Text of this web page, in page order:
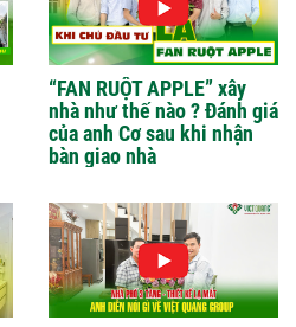
“FAN RUỘT APPLE” xây
nhà như thế nào ? Đánh giá
của anh Cơ sau khi nhận
bàn giao nhà